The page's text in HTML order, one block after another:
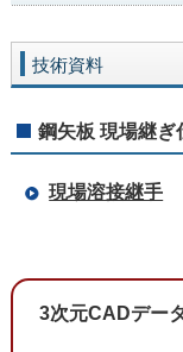
技術資料
鋼矢板 現場継ぎ
現場溶接継手
3次元CADデー